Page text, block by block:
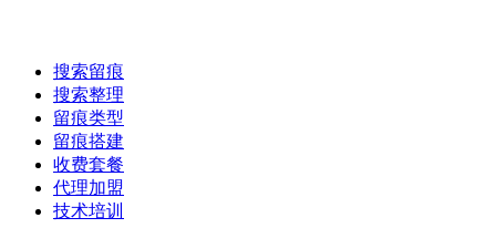
搜索留痕
搜索整理
留痕类型
留痕搭建
收费套餐
代理加盟
技术培训